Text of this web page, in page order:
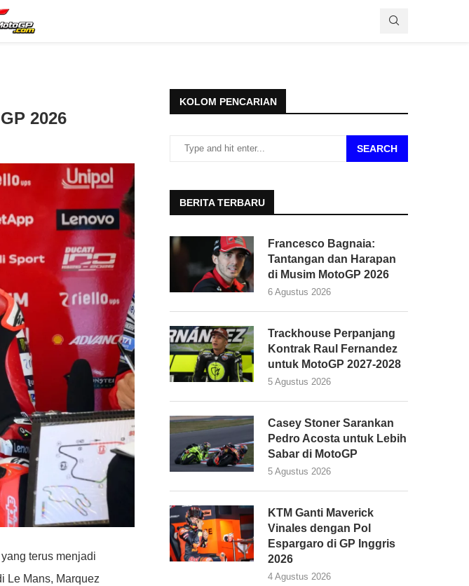
2026
terus menjadi
Le Mans, Marquez
KOLOM PENCARIAN
SEARCH
BERITA TERBARU
Francesco Bagnaia:
Tantangan dan Harapan
di Musim MotoGP 2026
6 Agustus 2026
Trackhouse Perpanjang
Kontrak Raul Fernandez
untuk MotoGP 2027-2028
5 Agustus 2026
Casey Stoner Sarankan
Pedro Acosta untuk Lebih
Sabar di MotoGP
5 Agustus 2026
KTM Ganti Maverick
Vinales dengan Pol
Espargaro di GP Inggris
2026
4 Agustus 2026